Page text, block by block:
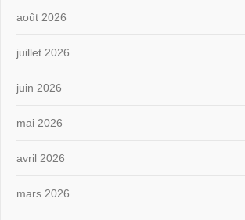
août 2026
juillet 2026
juin 2026
mai 2026
avril 2026
mars 2026